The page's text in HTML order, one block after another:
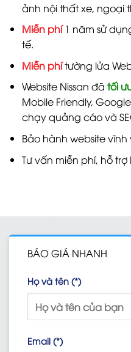
ảnh nội thất xe, ngoại
Miễn phí1 năm sử
tế.
Miễn phítường lửa
Website Nissan đã tối
Mobile Friendly,
chạy quảng cáo và
Bảo hành website vĩnh
Tư vấn miễn phí, hỗ
BÁO GIÁ NHANH
Họ và tên (*)
Email (*)